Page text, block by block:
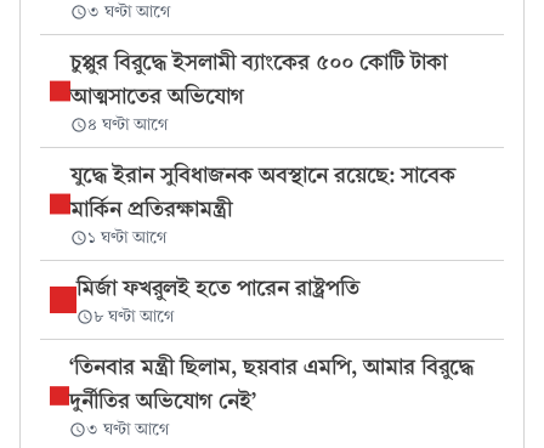
৩ ঘণ্টা আগে
চুপ্পুর বিরুদ্ধে ইসলামী ব্যাংকের ৫০০ কোটি টাকা
আত্মসাতের অভিযোগ
৪ ঘণ্টা আগে
যুদ্ধে ইরান সুবিধাজনক অবস্থানে রয়েছে: সাবেক
মার্কিন প্রতিরক্ষামন্ত্রী
১ ঘণ্টা আগে
মির্জা ফখরুলই হতে পারেন রাষ্ট্রপতি
৮ ঘণ্টা আগে
‘তিনবার মন্ত্রী ছিলাম, ছয়বার এমপি, আমার বিরুদ্ধে
দুর্নীতির অভিযোগ নেই’
৩ ঘণ্টা আগে